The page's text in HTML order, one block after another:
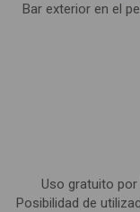
Bar exterior en el
Uso gratuito
Posibilidad de